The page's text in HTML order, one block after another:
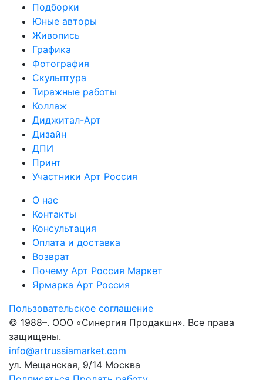
Подборки
Юные авторы
Живопись
Графика
Фотография
Скульптура
Тиражные работы
Коллаж
Диджитал-Арт
Дизайн
ДПИ
Принт
Участники Арт Россия
О нас
Контакты
Консультация
Оплата и доставка
Возврат
Почему Арт Россия Маркет
Ярмарка Арт Россия
Пользовательское соглашение
© 1988–. ООО «Синергия Продакшн». Все права
защищены.
info@artrussiamarket.com
ул. Мещанская, 9/14 Москва